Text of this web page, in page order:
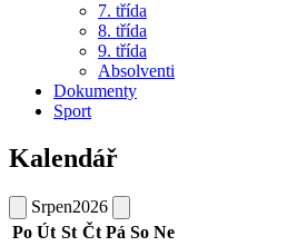
7. třída
8. třída
9. třída
Absolventi
Dokumenty
Sport
Kalendář
Srpen2026
Po Út St Čt Pá So Ne